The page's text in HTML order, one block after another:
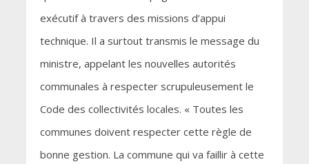
exécutif à travers des missions d’appui
technique. Il a surtout transmis le message du
ministre, appelant les nouvelles autorités
communales à respecter scrupuleusement le
Code des collectivités locales. « Toutes les
communes doivent respecter cette règle de
bonne gestion. La commune qui va faillir à cette